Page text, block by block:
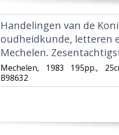
‎Handelingen van de
oudheidkunde, letteren
Mechelen.
‎Mechelen, 1983 195pp.,
B98632‎